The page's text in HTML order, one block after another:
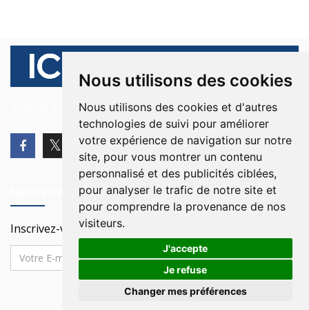
Nous utilisons des cookies
Nous utilisons des cookies et d'autres
technologies de suivi pour améliorer
votre expérience de navigation sur notre
site, pour vous montrer un contenu
personnalisé et des publicités ciblées,
pour analyser le trafic de notre site et
pour comprendre la provenance de nos
visiteurs.
J'accepte
Je refuse
Changer mes préférences
© 2026 Ici Beyrouth. Tous les droits sont réservés.
Inscrivez-vous à notre Newsletter